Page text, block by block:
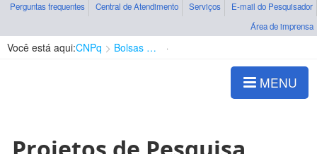
Perguntas frequentes Central de Atendimento Serviços
E-mail do Pesquisador
Área de imprensa
Você está aqui:CNPq Bolsas e Auxílios Vigentes
MENU